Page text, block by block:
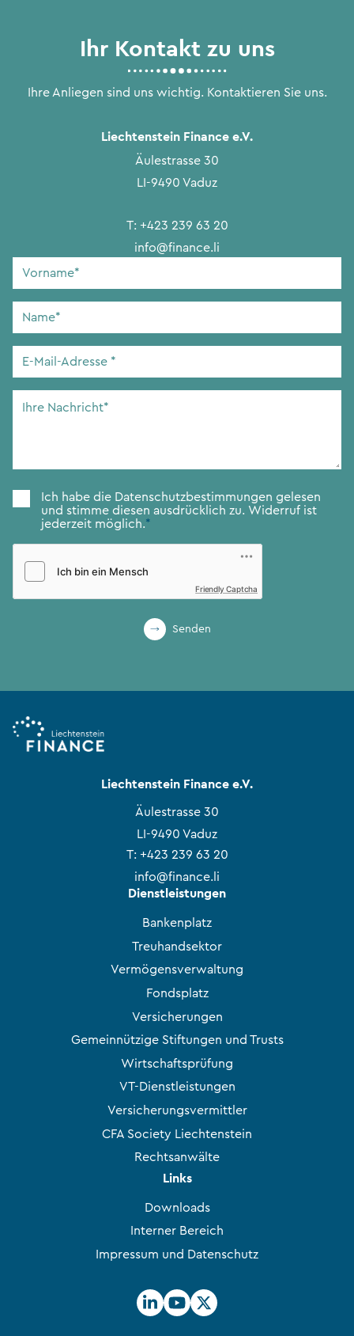
Ihr Kontakt zu uns
Ihre Anliegen sind uns wichtig. Kontaktieren Sie uns.
Liechtenstein Finance e.V.
Äulestrasse 30
LI-9490 Vaduz
T: +423 239 63 20
info@finance.li
Vorname
Name
E-
Adresse*
Ihre
Zustimmung*
Ich habe die Datenschutzbestimmungen gelesen
und stimme diesen ausdrücklich zu. Widerruf ist
jederzeit möglich.*
Friendly Captcha
Senden
Liechtenstein Finance e.V.
Äulestrasse 30
LI-9490 Vaduz
T: +423 239 63 20
info@finance.li
Dienstleistungen
Bankenplatz
Treuhandsektor
Vermögensverwaltung
Fondsplatz
Versicherungen
Gemeinnützige Stiftungen und Trusts
Wirtschaftsprüfung
VT-Dienstleistungen
Versicherungsvermittler
CFA Society Liechtenstein
Rechtsanwälte
Links
Downloads
Interner Bereich
Impressum und Datenschutz